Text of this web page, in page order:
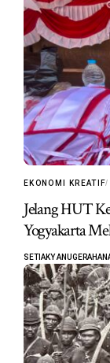
EKONOMI KREATIF
Jelang HUT
Yogyakarta
SETIAKY